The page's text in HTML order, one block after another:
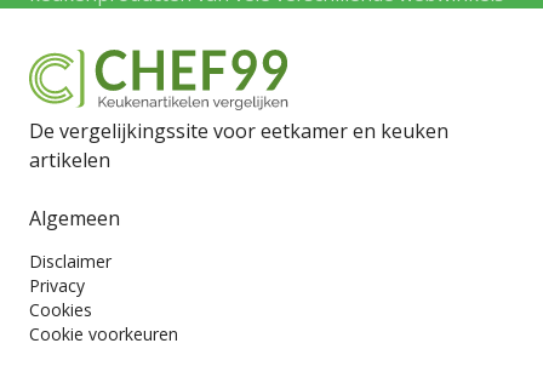
De vergelijkingssite voor eetkamer en keuken
artikelen
Algemeen
Disclaimer
Privacy
Cookies
Cookie voorkeuren